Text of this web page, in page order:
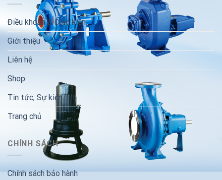
Điều khoản & Điều kiện
Giới thiệu
Liên hệ
Shop
Tin tức, Sự kiện
Trang chủ
CHÍNH SÁCH
Chính sách bảo hành